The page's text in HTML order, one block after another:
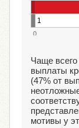
1
0
Чаще всего
выплаты
(47% от
мотивы у